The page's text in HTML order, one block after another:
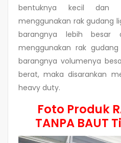
bentuknya kecil dan
menggunakan rak gudang
barangnya lebih
menggunakan rak
barangnya volumenya
berat, maka disarankan
heavy duty.
Foto Produk
TANPA BAUT